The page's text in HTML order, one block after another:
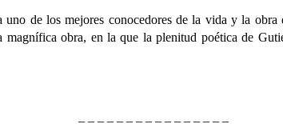
los mejores conocedores de la vida y la obra
magnífica obra, en la que la plenitud poética de
– – – – – – – – – – – – – – – –